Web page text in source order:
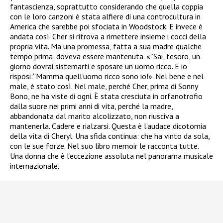
fantascienza, soprattutto considerando che quella coppia
con le loro canzoni è stata alfiere di una controcultura in
America che sarebbe poi sfociata in Woodstock. E invece è
andata così. Cher si ritrova a rimettere insieme i cocci della
propria vita. Ma una promessa, fatta a sua madre qualche
tempo prima, doveva essere mantenuta. «”Sai, tesoro, un
giorno dovrai sistemarti e sposare un uomo ricco. E io
risposi:“Mamma quell’uomo ricco sono io!». Nel bene e nel
male, è stato così. Nel male, perché Cher, prima di Sonny
Bono, ne ha viste di ogni. È stata cresciuta in orfanotrofio
dalla suore nei primi anni di vita, perché la madre,
abbandonata dal marito alcolizzato, non riusciva a
mantenerla. Cadere e rialzarsi. Questa è l’audace dicotomia
della vita di Cheryl. Una sfida continua: che ha vinto da sola,
con le sue forze. Nel suo libro memoir le racconta tutte.
Una donna che è l’eccezione assoluta nel panorama musicale
internazionale.